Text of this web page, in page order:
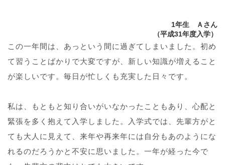
1年生 Ａさん
（平成31年度入学）
この一年間は、あっという間に過ぎてしまいました。初め
て習うことばかりで大変ですが、新しい知識が増えること
が楽しいです。毎日が忙しくも充実した日々です。
私は、もともと知り合いがいなかったこともあり、心配と
緊張を多く抱えて入学しました。入学式では、先輩方がと
ても大人に見えて、来年や再来年には自分もあのようにな
れるのだろうかと不安に思いました。一年が経った今で